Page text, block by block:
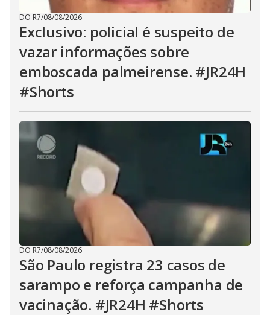
DO R7/08/08/2026
Exclusivo: policial é suspeito de
vazar informações sobre
emboscada palmeirense. #JR24H
#Shorts
DO R7/08/08/2026
São Paulo registra 23 casos de
sarampo e reforça campanha de
vacinação. #JR24H #Shorts